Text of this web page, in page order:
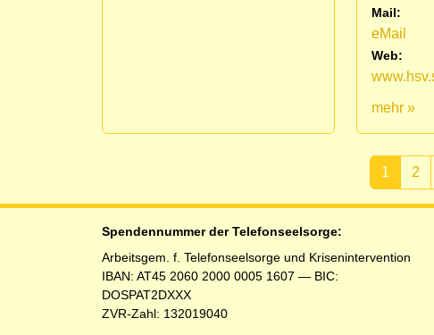
Mail:
eMail
Web:
mehr »
1
2
Spendennummer der Telefonseelsorge:
Arbeitsgem. f. Telefonseelsorge und Krisenintervention
IBAN: AT45 2060 2000 0005 1607 — BIC:
DOSPAT2DXXX
ZVR-Zahl: 132019040